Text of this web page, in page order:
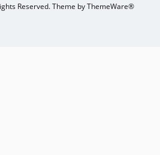
Reserved. Theme byThemeWare®